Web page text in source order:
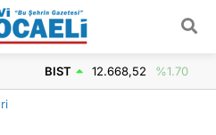
BIST 12.668,52 %1.70